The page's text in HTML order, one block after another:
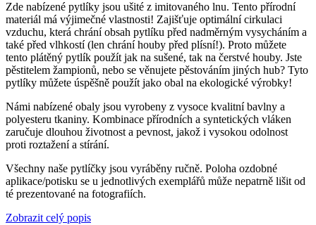
Zde nabízené pytlíky jsou ušité z imitovaného lnu. Tento přírodní
materiál má výjimečné vlastnosti! Zajišťuje optimální cirkulaci
vzduchu, která chrání obsah pytlíku před nadměrným vysycháním a
také před vlhkostí (len chrání houby před plísní!). Proto můžete
tento plátěný pytlík použít jak na sušené, tak na čerstvé houby. Jste
pěstitelem žampionů, nebo se věnujete pěstováním jiných hub? Tyto
pytlíky můžete úspěšně použít jako obal na ekologické výrobky!
Námi nabízené obaly jsou vyrobeny z vysoce kvalitní bavlny a
polyesteru tkaniny. Kombinace přírodních a syntetických vláken
zaručuje dlouhou životnost a pevnost, jakož i vysokou odolnost
proti roztažení a stírání.
Všechny naše pytlíčky jsou vyráběny ručně. Poloha ozdobné
aplikace/potisku se u jednotlivých exemplářů může nepatrně lišit od
té prezentované na fotografiích.
Zobrazit celý popis